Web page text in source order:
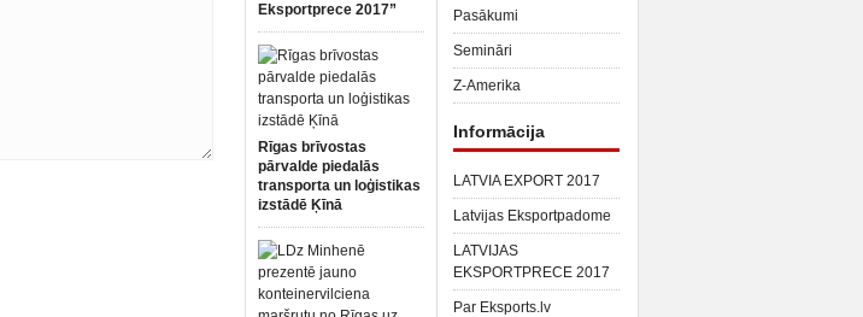
Eksportprece 2017”
Rīgas brīvostas
pārvalde piedalās
transporta un loģistikas
izstādē Ķīnā
Pasākumi
Semināri
Z-Amerika
Informācija
LATVIA EXPORT 2017
Latvijas Eksportpadome
LATVIJAS
EKSPORTPRECE 2017
Par Eksports.lv